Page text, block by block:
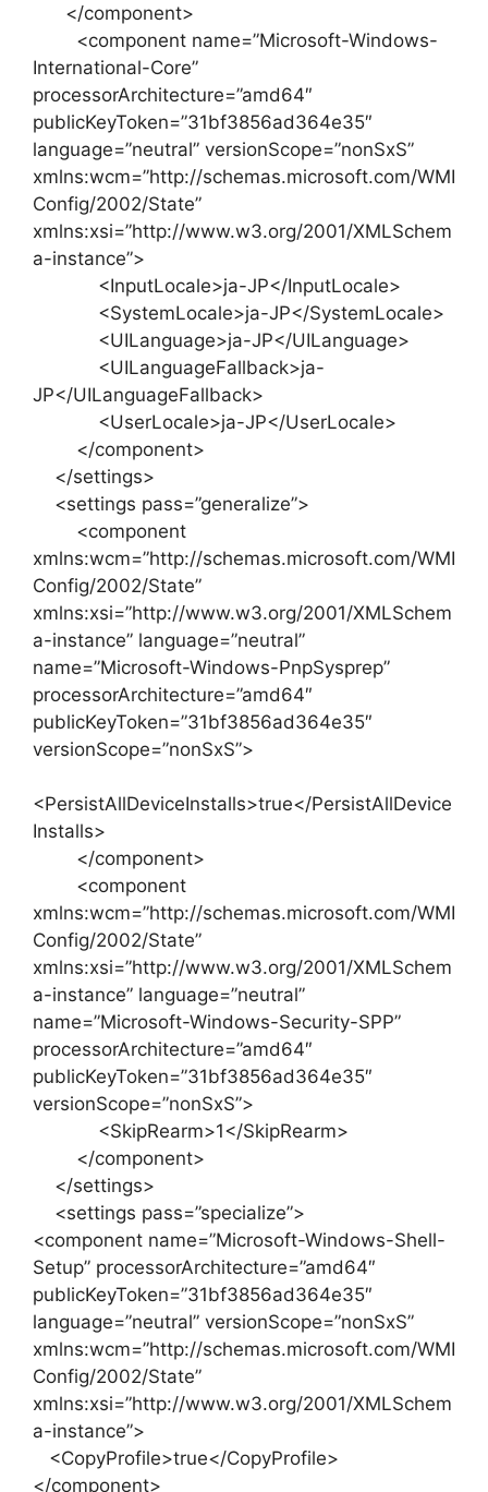
</component>
<component name=”Microsoft-Windows-
International-Core”
processorArchitecture=”amd64″
publicKeyToken=”31bf3856ad364e35″
language=”neutral” versionScope=”nonSxS”
xmlns:wcm=”http://schemas.microsoft.com/WMI
Config/2002/State”
xmlns:xsi=”http://www.w3.org/2001/XMLSchem
a-instance”>
<InputLocale>ja-JP</InputLocale>
<SystemLocale>ja-JP</SystemLocale>
<UILanguage>ja-JP</UILanguage>
<UILanguageFallback>ja-
JP</UILanguageFallback>
<UserLocale>ja-JP</UserLocale>
</component>
</settings>
<settings pass=”generalize”>
<component
xmlns:wcm=”http://schemas.microsoft.com/WMI
Config/2002/State”
xmlns:xsi=”http://www.w3.org/2001/XMLSchem
a-instance” language=”neutral”
name=”Microsoft-Windows-PnpSysprep”
processorArchitecture=”amd64″
publicKeyToken=”31bf3856ad364e35″
versionScope=”nonSxS”>
<PersistAllDeviceInstalls>true</PersistAllDevice
Installs>
</component>
<component
xmlns:wcm=”http://schemas.microsoft.com/WMI
Config/2002/State”
xmlns:xsi=”http://www.w3.org/2001/XMLSchem
a-instance” language=”neutral”
name=”Microsoft-Windows-Security-SPP”
processorArchitecture=”amd64″
publicKeyToken=”31bf3856ad364e35″
versionScope=”nonSxS”>
<SkipRearm>1</SkipRearm>
</component>
</settings>
<settings pass=”specialize”>
<component name=”Microsoft-Windows-Shell-
Setup” processorArchitecture=”amd64″
publicKeyToken=”31bf3856ad364e35″
language=”neutral” versionScope=”nonSxS”
xmlns:wcm=”http://schemas.microsoft.com/WMI
Config/2002/State”
xmlns:xsi=”http://www.w3.org/2001/XMLSchem
a-instance”>
<CopyProfile>true</CopyProfile>
</component>